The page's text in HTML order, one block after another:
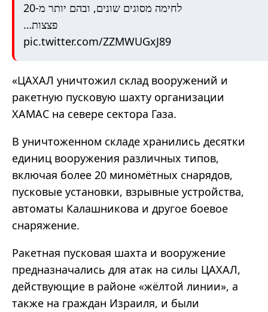
לחימה מסוגים שונים, ובהם יותר מ-20
פצצות…
pic.twitter.com/ZZMWUGxJ89
«ЦАХАЛ уничтожил склад вооружений и
ракетную пусковую шахту организации
ХАМАС на севере сектора Газа.
В уничтоженном складе хранились десятки
единиц вооружения различных типов,
включая более 20 миномётных снарядов,
пусковые установки, взрывные устройства,
автоматы Калашникова и другое боевое
снаряжение.
Ракетная пусковая шахта и вооружение
предназначались для атак на силы ЦАХАЛ,
действующие в районе «жёлтой линии», а
также на граждан Израиля, и были